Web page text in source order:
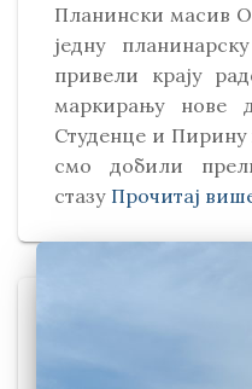
Планински масив
једну
привели крају
маркирању нове
Студенце и
смо добили
стазу Прочитај